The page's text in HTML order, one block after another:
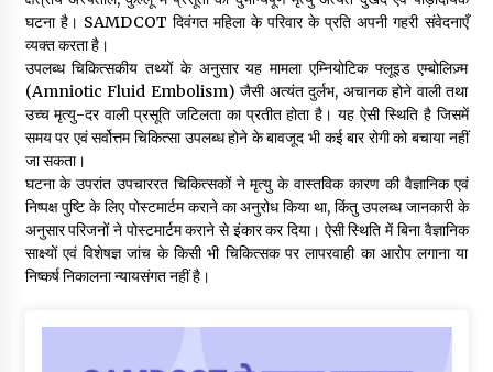
उपलब्ध होगी बेहतरीन उपचार सुविधा- CM
04/08/2026
डॉ. परमार की 120वीं जयंती पर मुख्यमंत्री बोले— उनकी नीतियों को धरातल
पर उतारने के लिए सरकार प्रतिबद्ध
04/08/2026
घटना है। SAMDCOT दिवंगत महिला के परिवार के प्रति अपनी गहरी संवेदनाएँ
व्यक्त करता है।
उपलब्ध चिकित्सकीय तथ्यों के अनुसार यह मामला एम्नियोटिक फ्लूइड एम्बोलिज़्म
(Amniotic Fluid Embolism) जैसी अत्यंत दुर्लभ, अचानक होने वाली तथा
उच्च मृत्यु-दर वाली प्रसूति जटिलता का प्रतीत होता है। यह ऐसी स्थिति है जिसमें
समय पर एवं सर्वोत्तम चिकित्सा उपलब्ध होने के बावजूद भी कई बार रोगी को बचाया नहीं
जा सकता।
घटना के उपरांत उपचाररत चिकित्सकों ने मृत्यु के वास्तविक कारण की वैज्ञानिक एवं
निष्पक्ष पुष्टि के लिए पोस्टमार्टम कराने का अनुरोध किया था, किंतु उपलब्ध जानकारी के
अनुसार परिजनों ने पोस्टमार्टम कराने से इंकार कर दिया। ऐसी स्थिति में बिना वैज्ञानिक
साक्ष्यों एवं विशेषज्ञ जांच के किसी भी चिकित्सक पर लापरवाही का आरोप लगाना या
निष्कर्ष निकालना न्यायसंगत नहीं है।